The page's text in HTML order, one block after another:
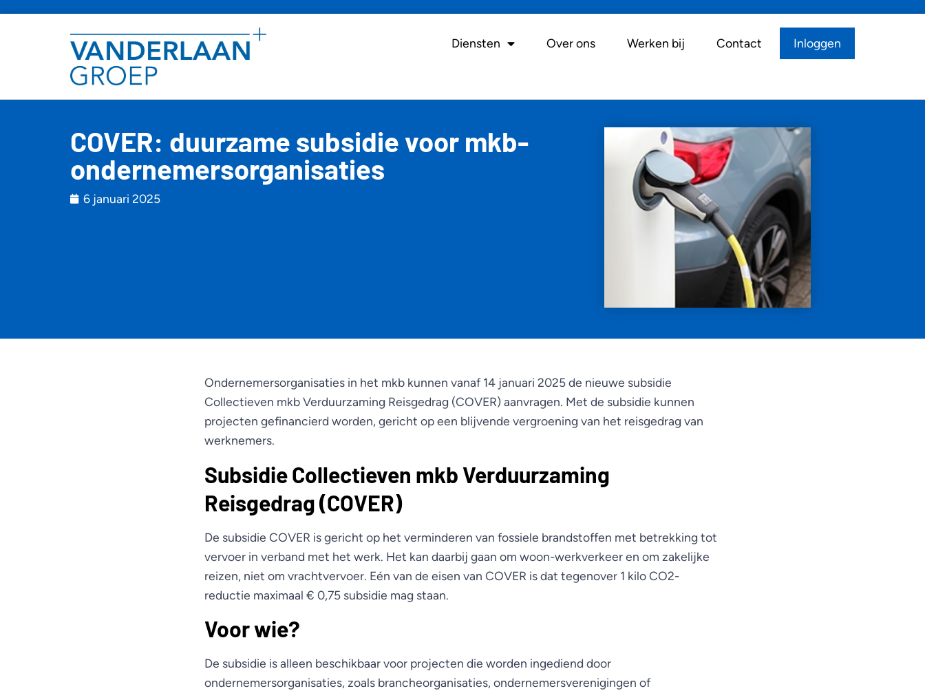
Diensten Over ons Werken bij Contact Inloggen
COVER: duurzame subsidie voor mkb-
ondernemersorganisaties
6 januari 2025
Ondernemersorganisaties in het mkb kunnen vanaf 14 januari 2025 de nieuwe subsidie
Collectieven mkb Verduurzaming Reisgedrag (COVER) aanvragen. Met de subsidie kunnen
projecten gefinancierd worden, gericht op een blijvende vergroening van het reisgedrag van
werknemers.
Subsidie Collectieven mkb Verduurzaming
Reisgedrag (COVER)
De subsidie COVER is gericht op het verminderen van fossiele brandstoffen met betrekking tot
vervoer in verband met het werk. Het kan daarbij gaan om woon-werkverkeer en om zakelijke
reizen, niet om vrachtvervoer. Eén van de eisen van COVER is dat tegenover 1 kilo CO2-
reductie maximaal € 0,75 subsidie mag staan.
Voor wie?
De subsidie is alleen beschikbaar voor projecten die worden ingediend door
ondernemersorganisaties, zoals brancheorganisaties, ondernemersverenigingen of